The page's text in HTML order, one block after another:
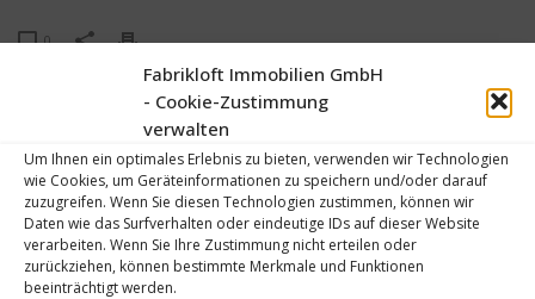
Fabrikloft Immobilien GmbH
- Cookie-Zustimmung
verwalten
Um Ihnen ein optimales Erlebnis zu bieten, verwenden wir Technologien
wie Cookies, um Geräteinformationen zu speichern und/oder darauf
zuzugreifen. Wenn Sie diesen Technologien zustimmen, können wir
Daten wie das Surfverhalten oder eindeutige IDs auf dieser Website
verarbeiten. Wenn Sie Ihre Zustimmung nicht erteilen oder
zurückziehen, können bestimmte Merkmale und Funktionen
beeinträchtigt werden.
0